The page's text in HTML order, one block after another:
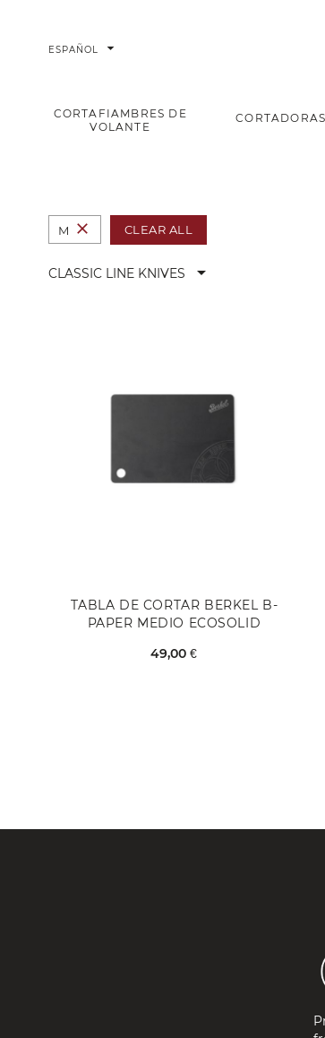
ESPAÑOL arrow_drop_down
CORTAFIAMBRES DE
VOLANTE
CORTADORAS
Cuchillos de cocina
M close CLEAR ALL
CLASSIC LINE KNIVES arrow_drop_down
TABLA DE CORTAR BERKEL B-
PAPER MEDIO ECOSOLID
49,00 €